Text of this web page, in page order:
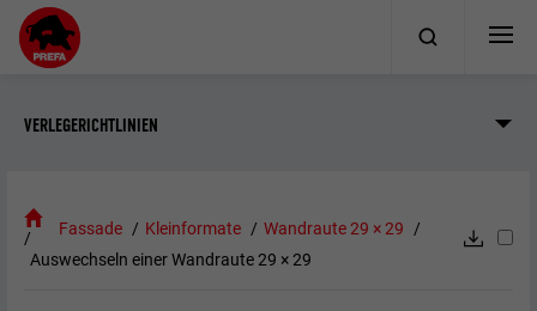
VERLEGERICHTLINIEN
Fassade Kleinformate
Wandraute 29 × 29
Auswechseln einer Wandraute 29 × 29